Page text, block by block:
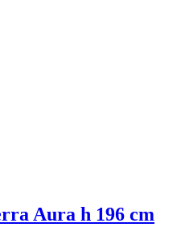
Aura h 196 cm